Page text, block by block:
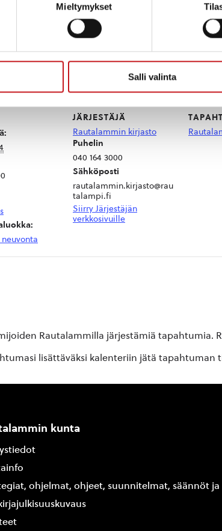
Mieltymykset
Salli valinta
kirjastolla.
tai älylaitteesi kanssa, tule rohkeasti
JÄRJESTÄJÄ
Rautalammin kirjasto
Puhelin
040 164 3000
Sähköposti
rautalammin.kirjasto@rau
talampi.fi
Siirry Järjestäjän
verkkosivuille
Rautalammilla järjestämiä tapahtumia.
lisättäväksi kalenteriin jätä tapahtuman
kunta
ohjelmat, ohjeet, suunnitelmat, säännöt ja